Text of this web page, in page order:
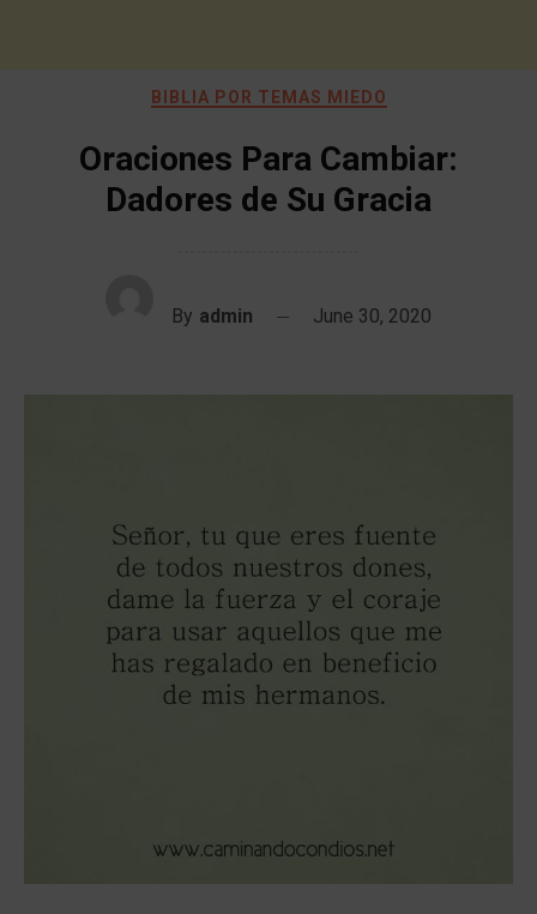
BIBLIA POR TEMAS MIEDO
Oraciones Para Cambiar:
Dadores de Su Gracia
By admin June 30, 2020